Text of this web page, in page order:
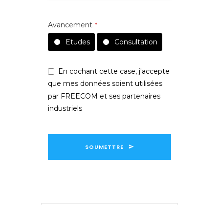
Avancement *
Etudes Consultation
En cochant cette case, j'accepte
que mes données soient utilisées
par FREECOM et ses partenaires
industriels
SOUMETTRE